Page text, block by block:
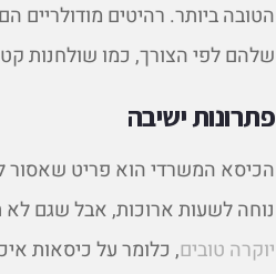
הטובה ביותר. רהיטים
שלהם לפי הצורך, כמו שולחנות
פתרונות ישיבה
הכיסא המשרדי הוא פריט שאסור
נוחה לשעות ארוכות, אבל שגם
יוקרה טובים, כלומר על כיסאות